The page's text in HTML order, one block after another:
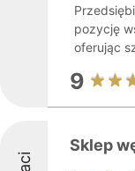
pozycję
oferując
9
Sklep